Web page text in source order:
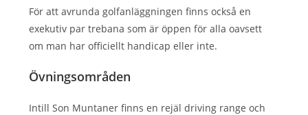
För att avrunda golfanläggningen finns också en
exekutiv par trebana som är öppen för alla oavsett
om man har officiellt handicap eller inte.
Övningsområden
Intill Son Muntaner finns en rejäl driving range och